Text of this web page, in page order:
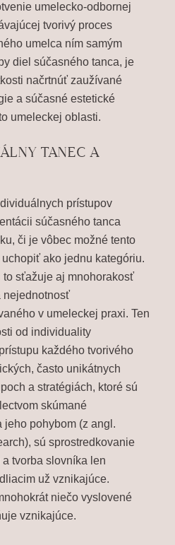
umelecko-odbornej
tvorivý proces
umelca ním samým
diel súčasného tanca, je
načrtnúť zaužívané
a súčasné estetické
umeleckej oblasti.
TANEC A
prístupov
súčasného tanca
či je vôbec možné tento
ako jednu kategóriu.
to sťažuje aj mnohorakosť
nejednotnosť
v umeleckej praxi. Ten
od individuality
každého tvorivého
často unikátnych
a stratégiách, ktoré sú
skúmané
jeho pohybom (z angl.
), sú sprostredkovanie
tvorba slovníka len
už vznikajúce.
niečo vyslovené
vznikajúce.